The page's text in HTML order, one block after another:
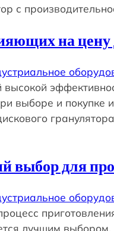
с
на цену
выборе и
для
лучшим